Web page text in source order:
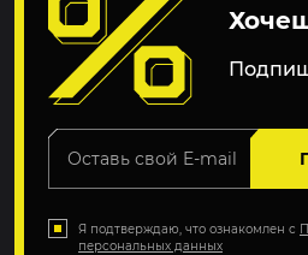
Я подтверждаю, что ознакомлен с
персональных данных